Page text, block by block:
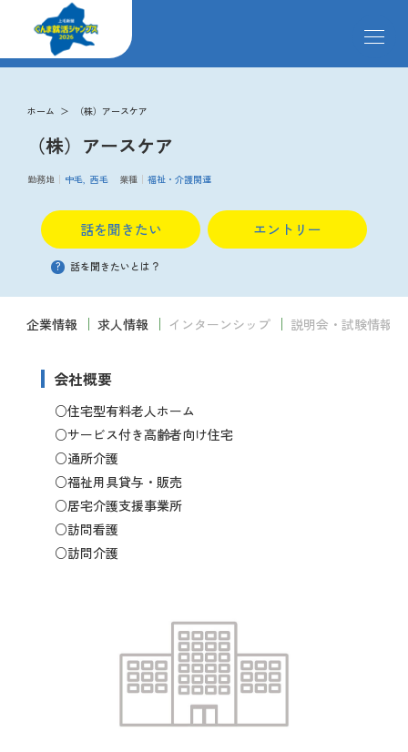
メ
求人検索
イベント
説明会
先輩社員の声
2027年3月卒業予定の方
ぐんま就活ナビについて
会員登録
ログイン
ホーム （株）アースケア
（株）アースケア
勤務地 中毛 西毛 業種 福祉・介護関連
話を聞きたい
? 話を聞きたいとは？
エントリー
企業情報 求人情報 インターンシップ 説明会・試験情報
会社概要
○住宅型有料老人ホーム
○サービス付き高齢者向け住宅
○通所介護
○福祉用具貸与・販売
○居宅介護支援事業所
○訪問看護
○訪問介護